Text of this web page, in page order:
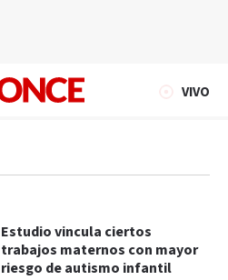
VIVO
Estudio vincula ciertos
trabajos maternos con mayor
riesgo de autismo infantil